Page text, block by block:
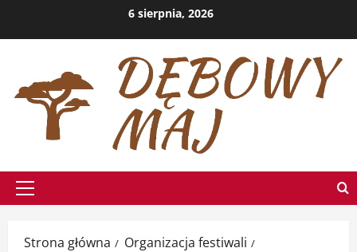
6 sierpnia, 2026
Menu
Strona główna
Organizacja festiwali